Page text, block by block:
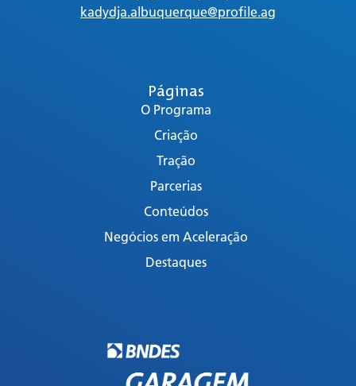
Páginas
O Programa
Criação
Tração
Parcerias
Conteúdos
Negócios em Aceleração
Destaques
kadydja.albuquerque@profile.ag